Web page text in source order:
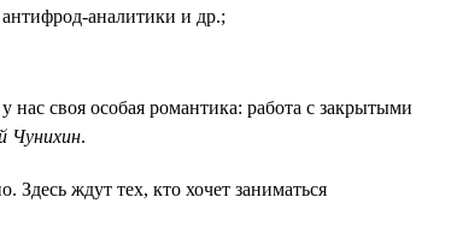
аналитики и др.;
своя особая романтика: работа с закрытыми
Чунихин.
ждут тех, кто хочет заниматься